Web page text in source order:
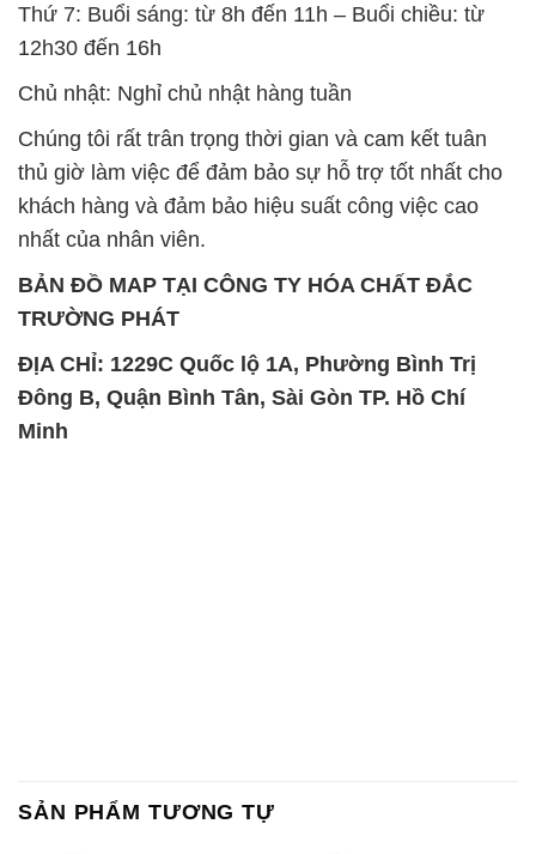
Thứ 7: Buổi sáng: từ 8h đến 11h – Buổi chiều: từ
12h30 đến 16h
Chủ nhật: Nghỉ chủ nhật hàng tuần
Chúng tôi rất trân trọng thời gian và cam kết tuân
thủ giờ làm việc để đảm bảo sự hỗ trợ tốt nhất cho
khách hàng và đảm bảo hiệu suất công việc cao
nhất của nhân viên.
BẢN ĐỒ MAP TẠI CÔNG TY HÓA CHẤT ĐẮC
TRƯỜNG PHÁT
ĐỊA CHỈ: 1229C Quốc lộ 1A, Phường Bình Trị
Đông B, Quận Bình Tân, Sài Gòn TP. Hồ Chí
Minh
SẢN PHẨM TƯƠNG TỰ